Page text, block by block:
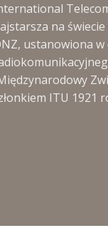
na
ustanowiona
ITU 1921